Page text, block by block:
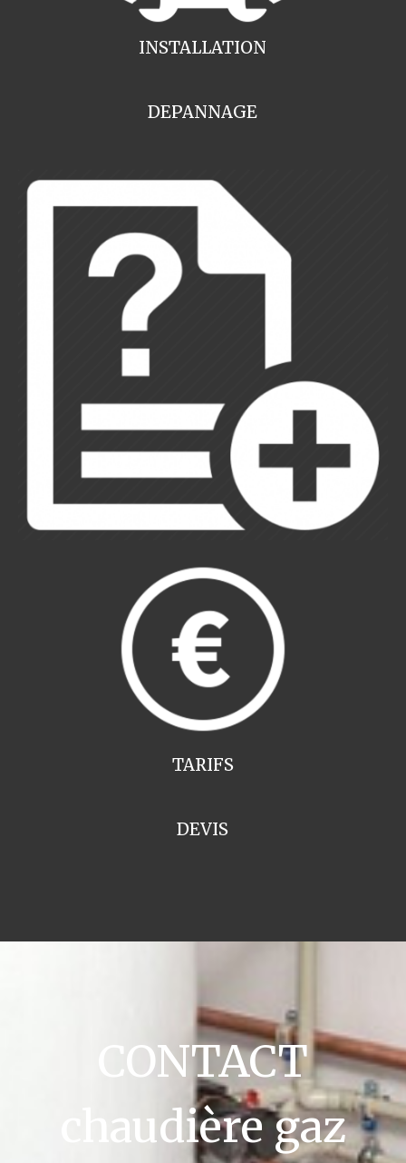
INSTALLATION
DEPANNAGE
TARIFS
DEVIS
CONTACT
chaudière gaz